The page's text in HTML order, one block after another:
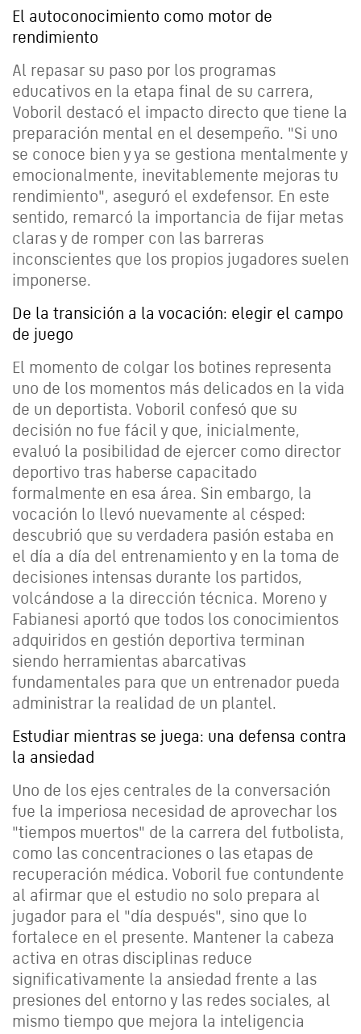
El autoconocimiento como motor de
rendimiento
Al repasar su paso por los programas
educativos en la etapa final de su carrera,
Voboril destacó el impacto directo que tiene la
preparación mental en el desempeño. "Si uno
se conoce bien y ya se gestiona mentalmente y
emocionalmente, inevitablemente mejoras tu
rendimiento", aseguró el exdefensor. En este
sentido, remarcó la importancia de fijar metas
claras y de romper con las barreras
inconscientes que los propios jugadores suelen
imponerse.
De la transición a la vocación: elegir el campo
de juego
El momento de colgar los botines representa
uno de los momentos más delicados en la vida
de un deportista. Voboril confesó que su
decisión no fue fácil y que, inicialmente,
evaluó la posibilidad de ejercer como director
deportivo tras haberse capacitado
formalmente en esa área. Sin embargo, la
vocación lo llevó nuevamente al césped:
descubrió que su verdadera pasión estaba en
el día a día del entrenamiento y en la toma de
decisiones intensas durante los partidos,
volcándose a la dirección técnica. Moreno y
Fabianesi aportó que todos los conocimientos
adquiridos en gestión deportiva terminan
siendo herramientas abarcativas
fundamentales para que un entrenador pueda
administrar la realidad de un plantel.
Estudiar mientras se juega: una defensa contra
la ansiedad
Uno de los ejes centrales de la conversación
fue la imperiosa necesidad de aprovechar los
"tiempos muertos" de la carrera del futbolista,
como las concentraciones o las etapas de
recuperación médica. Voboril fue contundente
al afirmar que el estudio no solo prepara al
jugador para el "día después", sino que lo
fortalece en el presente. Mantener la cabeza
activa en otras disciplinas reduce
significativamente la ansiedad frente a las
presiones del entorno y las redes sociales, al
mismo tiempo que mejora la inteligencia